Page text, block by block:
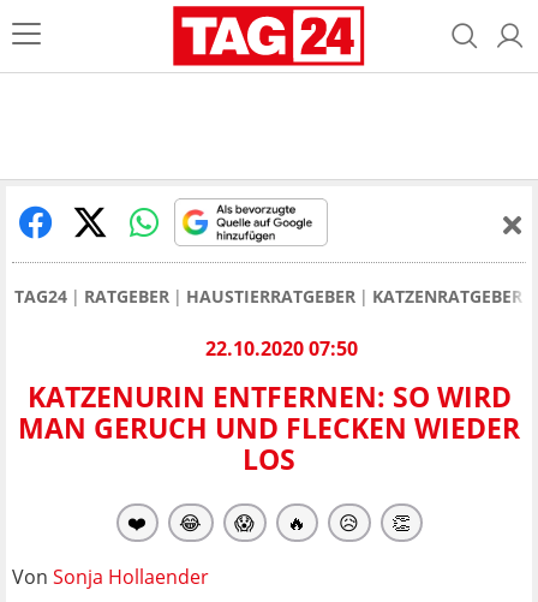
TAG24 RATGEBER HAUSTIERRATGEBER KATZENRATGEBER
22.10.2020 07:50
KATZENURIN ENTFERNEN: SO WIRD
MAN GERUCH UND FLECKEN WIEDER
LOS
❤️ 😂 😱 🔥 😥 👏
Von Sonja Hollaender